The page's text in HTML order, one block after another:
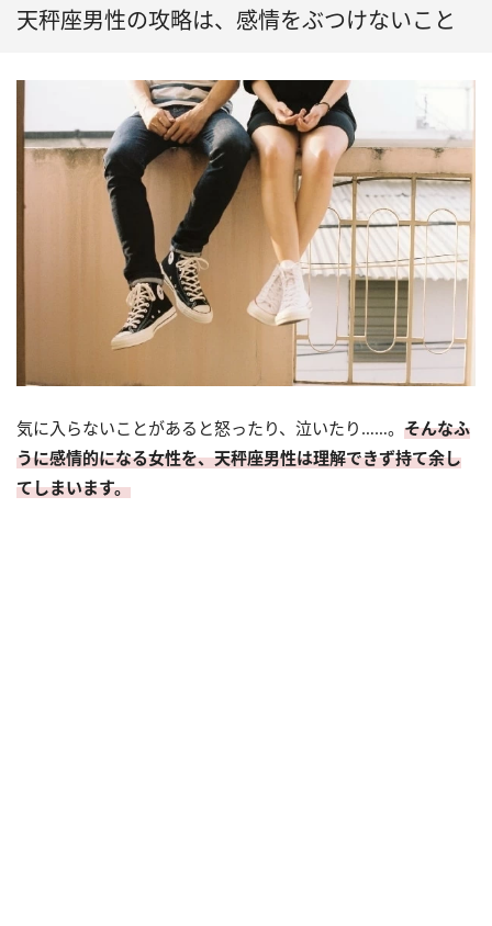
天秤座男性の攻略は、感情をぶつけないこと
気に入らないことがあると怒ったり、泣いたり……。 そんなふ
うに感情的になる女性を、天秤座男性は理解できず持て余し
てしまいます。